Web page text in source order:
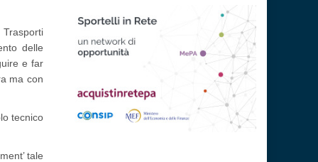
delle
e far
ma con
tecnico
tale